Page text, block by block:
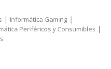
| Informática Gaming |
Periféricos y Consumibles |